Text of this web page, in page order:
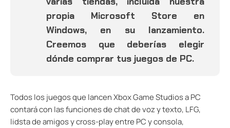
propia Microsoft Store en
Windows, en su lanzamiento.
Creemos que deberías elegir
dónde comprar tus juegos de PC.
Todos los juegos que lancen Xbox Game Studios a PC
contará con las funciones de chat de voz y texto, LFG,
lidsta de amigos y cross-play entre PC y consola,